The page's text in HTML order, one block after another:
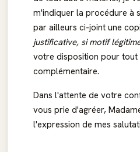
m'indiquer la procédure à
par ailleurs ci-joint une
justificative, si motif
votre disposition pour tout
complémentaire.
Dans l'attente de votre
vous prie d'agréer,
l'expression de mes